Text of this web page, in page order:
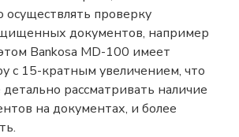
проверку
документов, например
Bankosa MD-100 имеет
с 15-кратным увеличением, что
детально рассматривать наличие
на документах, и более